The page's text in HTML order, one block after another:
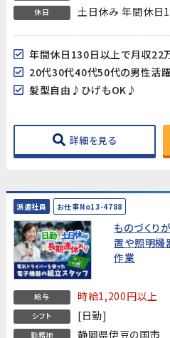
休日 土日休み 年間休日
年間休日130日以上で月収22
20代30代40代50代の男性活
髪型自由♪ひげもOK♪
詳細を見る
派遣社員 お仕事No13-4788
ものづくり
置や照明機
作業
給与 時給1,200円以上
シフト [日勤]
勤務地 静岡県伊豆の国市